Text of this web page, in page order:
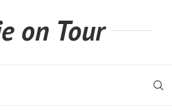
on Tour